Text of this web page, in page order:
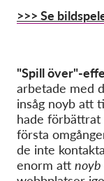
>>> Se
"Spill över"-
arbetade med
insåg noyb att
hade förbättrat
första
de inte
enorm att noyb